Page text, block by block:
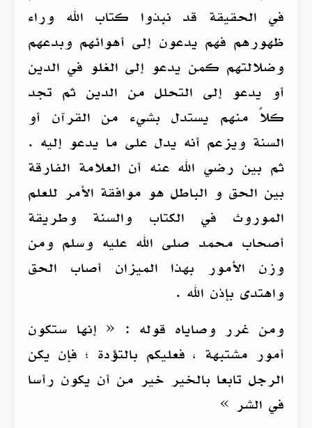
في الحقيقة قد نبذوا كتاب الله وراء
ظهورهم فهم يدعون إلى أهوائهم وبدعهم
وضلالتهم كمن يدعو إلى الغلو في الدين
أو يدعو إلى التحلل من الدين ثم تجد
كلاً منهم يستدل بشيء من القرآن أو
السنة ويزعم أنه يدل على ما يدعو إليه .
ثم بين رضي الله عنه أن العلامة الفارقة
بين الحق و الباطل هو موافقة الأمر للعلم
الموروث في الكتاب والسنة وطريقة
أصحاب محمد صلى الله عليه وسلم ومن
وزن الأمور بهذا الميزان أصاب الحق
واهتدى بإذن الله .
ومن غرر وصاياه قوله : « إنها ستكون
أمور مشتبهة ، فعليكم بالتؤدة ؛ فإن يكن
الرجل تابعا بالخير خير من أن يكون رأسا
في الشر »